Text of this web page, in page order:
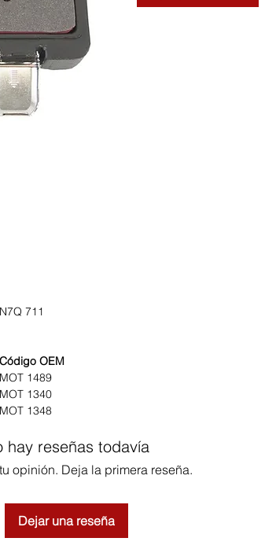
711
Código OEM
MOT 1489
MOT 1340
MOT 1348
hay reseñas todavía
opinión. Deja la primera reseña.
Dejar una reseña